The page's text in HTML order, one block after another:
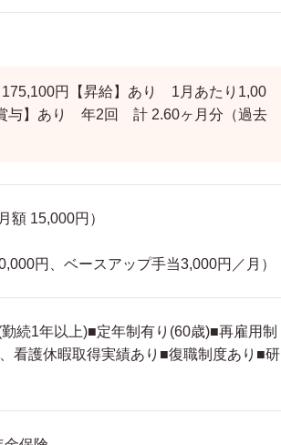
円【昇給】あり 1月あたり1,00
与】あり 年2回 計 2.60ヶ月分（過去
額 15,000円）
円、ベースアップ手当3,000円／月）
続1年以上)■定年制有り(60歳)■再雇用制
看護休暇取得実績あり■復職制度あり■研